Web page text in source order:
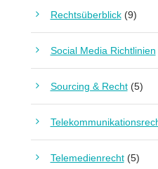
Rechtsüberblick(9)
Social Media Richtlinien
Sourcing & Recht(5)
Telemedienrecht(5)